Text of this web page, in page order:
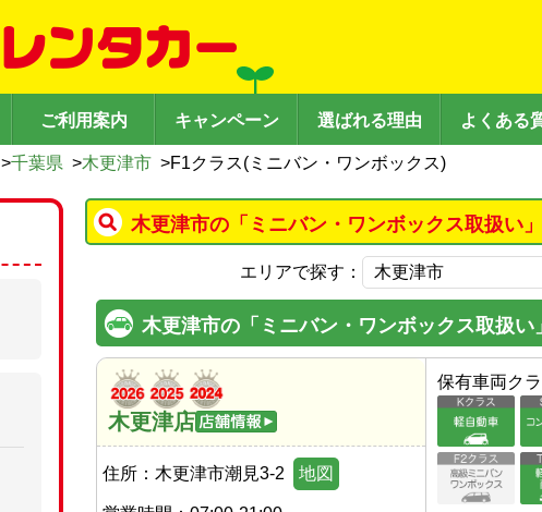
ご利用案内 キャンペーン 選ばれる理由 よくある
>千葉県 >木更津市 >F1クラス(ミニバン・ワンボックス)
木更津市の「ミニバン・ワンボックス取扱い
エリアで探す：
木更津市の「ミニバン・ワンボックス取扱
木更津店
住所： 木更津市潮見3-2 地図
保有車両ク